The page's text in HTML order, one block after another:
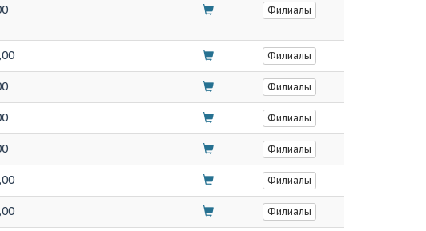
Филиалы
Филиалы
Филиалы
Филиалы
Филиалы
Филиалы
Филиалы